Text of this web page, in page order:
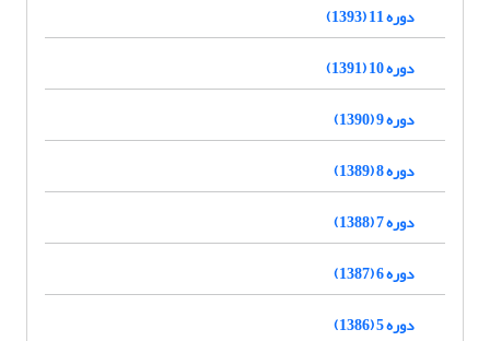
دوره 11 (1393)
دوره 10 (1391)
دوره 9 (1390)
دوره 8 (1389)
دوره 7 (1388)
دوره 6 (1387)
دوره 5 (1386)